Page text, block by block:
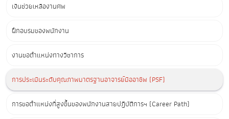
เงินช่วยเหลืองานศพ
ฝึกอบรมของพนักงาน
งานขอตำแหน่งทางวิชาการ
การประเมินระดับคุณภาพมาตรฐานอาจารย์มืออาชีพ (PSF)
การขอตำแหน่งที่สูงขึ้นของพนักงานสายปฏิบัติการฯ (Career Path)